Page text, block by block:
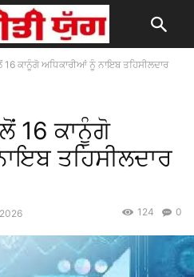
16 ਕਾਨੂੰਗੋ ਅਧਿਕਾਰੀਆਂ ਨੂੰ ਨਾਇਬ ਤਹਿਸੀਲਦਾਰ
16 ਕਾਨੂੰਗੋ
ਤਹਿਸੀਲਦਾਰ
0
124